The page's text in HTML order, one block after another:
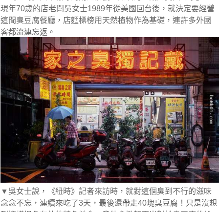
現年70歲的店老闆吳女士1989年從美國回台後，就決定要經營
這間臭豆腐餐廳，店麵標榜用天然植物作為基礎，連許多外國
客都流連忘返。
▼吳女士說，《紐時》記者來訪時，就對這個臭到不行的滋味
念念不忘，連續來吃了3天，最後還帶走40塊臭豆腐！只是沒想